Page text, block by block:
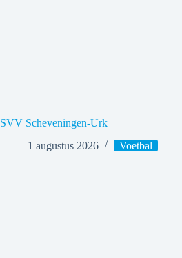
SVV Scheveningen-Urk
1 augustus 2026
Voetbal